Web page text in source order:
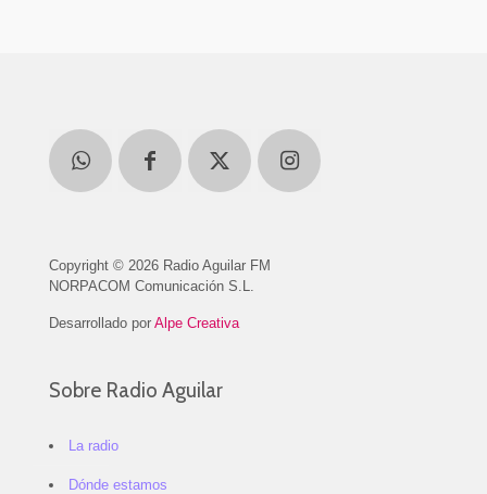
Copyright © 2026 Radio Aguilar FM
NORPACOM Comunicación S.L.
Desarrollado por Alpe Creativa
Sobre Radio Aguilar
La radio
Dónde estamos